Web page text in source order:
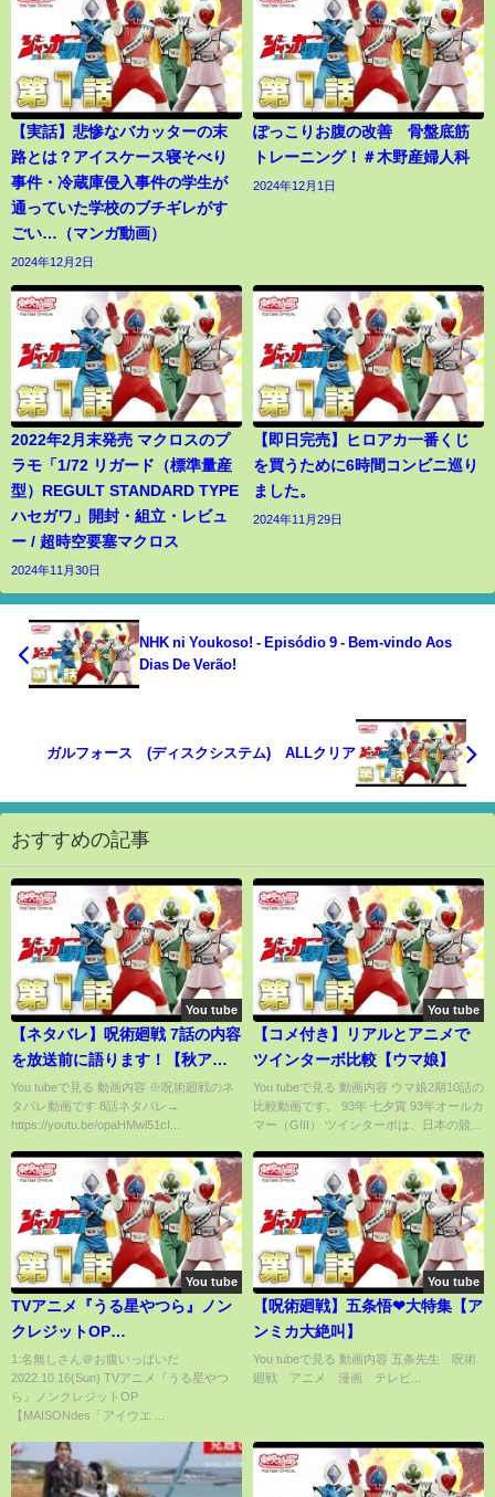
【実話】悲惨なバカッターの末
路とは？アイスケース寝そべり
事件・冷蔵庫侵入事件の学生が
通っていた学校のブチギレがす
ごい…（マンガ動画）
2024年12月2日
ぽっこりお腹の改善 骨盤底筋
トレーニング！＃木野産婦人科
2024年12月1日
2022年2月末発売 マクロスのプ
ラモ「1/72 リガード（標準量産
型）REGULT STANDARD TYPE
ハセガワ」開封・組立・レビュ
ー / 超時空要塞マクロス
2024年11月30日
【即日完売】ヒロアカ一番くじ
を買うために6時間コンビニ巡り
ました。
2024年11月29日
NHK ni Youkoso! - Episódio 9 - Bem-vindo Aos
Dias De Verão!
ガルフォース (ディスクシステム) ALLクリア
おすすめの記事
You tube
【ネタバレ】呪術廻戦 7話の内容
を放送前に語ります！【秋アニ
メ】
You tubeで見る 動画内容 ※呪術廻戦のネ
タバレ動画です 8話ネタバレ→
https://youtu.be/opaHMwl51cI...
You tube
【コメ付き】リアルとアニメで
ツインターボ比較【ウマ娘】
You tubeで見る 動画内容 ウマ娘2期10話の
比較動画です。 93年 七夕賞 93年オールカ
マー（GIII） ツインターボは、日本の競...
You tube
TVアニメ『うる星やつら』ノン
クレジットOP
【MAISONdes「アイウエ feat.
美波, SAKURAmoti」】| 毎週木
曜日24時55分からフジテレビ"ノ
1:名無しさん＠お腹いっぱいだ
2022.10.16(Sun) TVアニメ『うる星やつ
ら』ノンクレジットOP
【MAISONdes「アイウエ ...
You tube
【呪術廻戦】五条悟❤︎大特集【ア
ンミカ大絶叫】
You tubeで見る 動画内容 五条先生 呪術
廻戦 アニメ 漫画 テレビ...